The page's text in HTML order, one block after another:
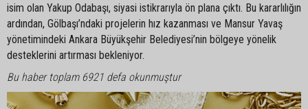
isim olan Yakup Odabaşı, siyasi istikrarıyla ön plana çıktı. Bu kararlılığın
ardından, Gölbaşı’ndaki projelerin hız kazanması ve Mansur Yavaş
yönetimindeki Ankara Büyükşehir Belediyesi’nin bölgeye yönelik
desteklerini artırması bekleniyor.
Bu haber toplam 6921 defa okunmuştur